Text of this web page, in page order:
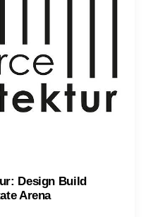
Design Build
Arena